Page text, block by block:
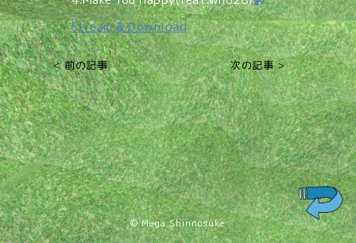
Stream & Download
< 前の記事 次の記事 >
© Mega Shinnosuke